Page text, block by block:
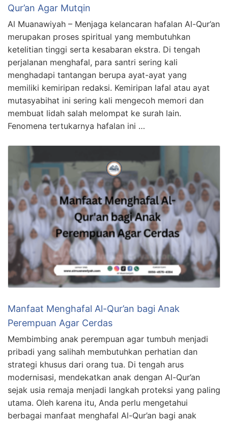
Qur’an Agar Mutqin
Al Muanawiyah – Menjaga kelancaran hafalan Al-Qur’an
merupakan proses spiritual yang membutuhkan
ketelitian tinggi serta kesabaran ekstra. Di tengah
perjalanan menghafal, para santri sering kali
menghadapi tantangan berupa ayat-ayat yang
memiliki kemiripan redaksi. Kemiripan lafal atau ayat
mutasyabihat ini sering kali mengecoh memori dan
membuat lidah salah melompat ke surah lain.
Fenomena tertukarnya hafalan ini …
Manfaat Menghafal Al-Qur’an bagi Anak
Perempuan Agar Cerdas
Membimbing anak perempuan agar tumbuh menjadi
pribadi yang salihah membutuhkan perhatian dan
strategi khusus dari orang tua. Di tengah arus
modernisasi, mendekatkan anak dengan Al-Qur’an
sejak usia remaja menjadi langkah proteksi yang paling
utama. Oleh karena itu, Anda perlu mengetahui
berbagai manfaat menghafal Al-Qur’an bagi anak